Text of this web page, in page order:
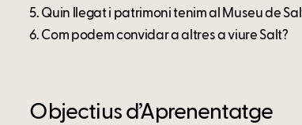
5. Quin llegat i patrimoni tenim al Museu de
6. Com podem convidar a altres a viure Salt?
Objectius d’Aprenentatge